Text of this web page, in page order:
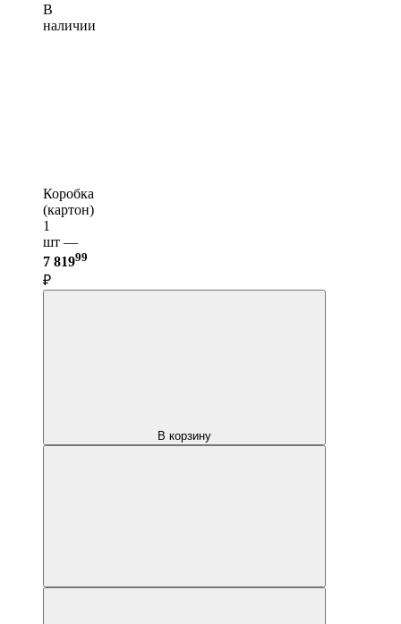
В
наличии
Коробка
(картон)
1
шт —
7 81999
₽
В корзину